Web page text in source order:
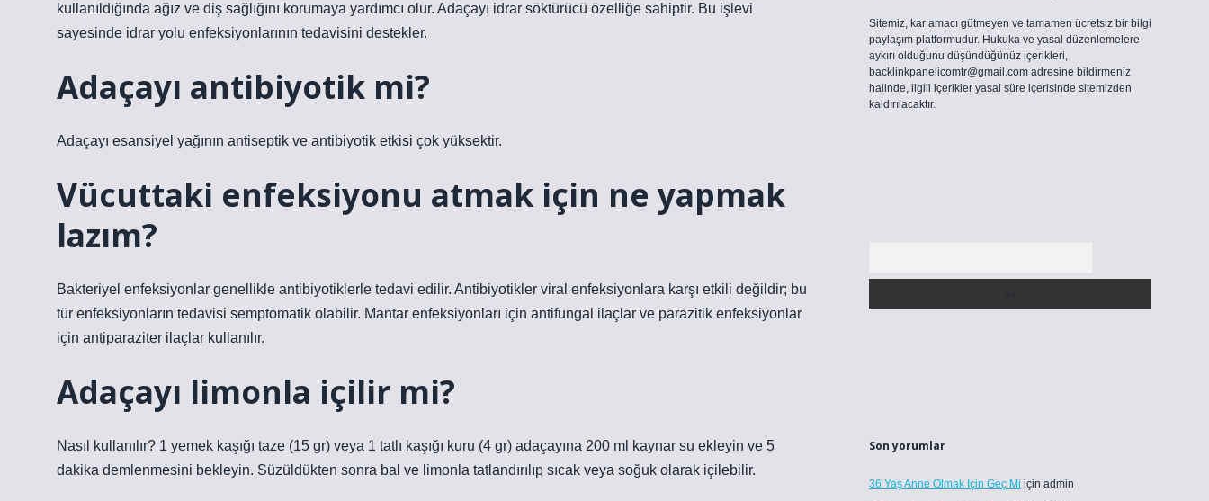
kullanıldığında ağız ve diş sağlığını korumaya yardımcı olur. Adaçayı idrar söktürücü özelliğe sahiptir. Bu işlevi
sayesinde idrar yolu enfeksiyonlarının tedavisini destekler.
Adaçayı antibiyotik mi?
Adaçayı esansiyel yağının antiseptik ve antibiyotik etkisi çok yüksektir.
Vücuttaki enfeksiyonu atmak için ne yapmak
lazım?
Bakteriyel enfeksiyonlar genellikle antibiyotiklerle tedavi edilir. Antibiyotikler viral enfeksiyonlara karşı etkili değildir; bu
tür enfeksiyonların tedavisi semptomatik olabilir. Mantar enfeksiyonları için antifungal ilaçlar ve parazitik enfeksiyonlar
için antiparaziter ilaçlar kullanılır.
Adaçayı limonla içilir mi?
Nasıl kullanılır? 1 yemek kaşığı taze (15 gr) veya 1 tatlı kaşığı kuru (4 gr) adaçayına 200 ml kaynar su ekleyin ve 5
dakika demlenmesini bekleyin. Süzüldükten sonra bal ve limonla tatlandırılıp sıcak veya soğuk olarak içilebilir.
Sitemiz, kar amacı gütmeyen ve tamamen ücretsiz bir bilgi
paylaşım platformudur. Hukuka ve yasal düzenlemelere
aykırı olduğunu düşündüğünüz içerikleri,
backlinkpanelicomtr@gmail.comadresine bildirmeniz
halinde, ilgili içerikler yasal süre içerisinde sitemizden
kaldırılacaktır.
Son yorumlar
36 Yaş Anne Olmak Için Geç Mi için admin